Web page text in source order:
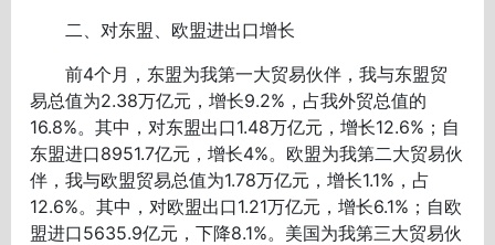
二、对东盟、欧盟进出口增长
前4个月，东盟为我第一大贸易伙伴，我与东盟贸
易总值为2.38万亿元，增长9.2%，占我外贸总值的
16.8%。其中，对东盟出口1.48万亿元，增长12.6%；自
东盟进口8951.7亿元，增长4%。欧盟为我第二大贸易伙
伴，我与欧盟贸易总值为1.78万亿元，增长1.1%，占
12.6%。其中，对欧盟出口1.21万亿元，增长6.1%；自欧
盟进口5635.9亿元，下降8.1%。美国为我第三大贸易伙